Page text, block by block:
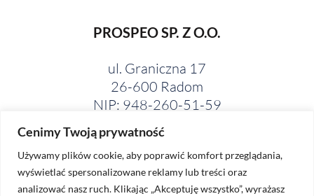
Cenimy Twoją prywatność
Używamy plików cookie, aby poprawić komfort przeglądania,
wyświetlać spersonalizowane reklamy lub treści oraz
analizować nasz ruch. Klikając „Akceptuję wszystko”, wyrażasz
PROSPEO SP. Z O.O.
ul. Graniczna 17
26-600 Radom
NIP: 948-260-51-59